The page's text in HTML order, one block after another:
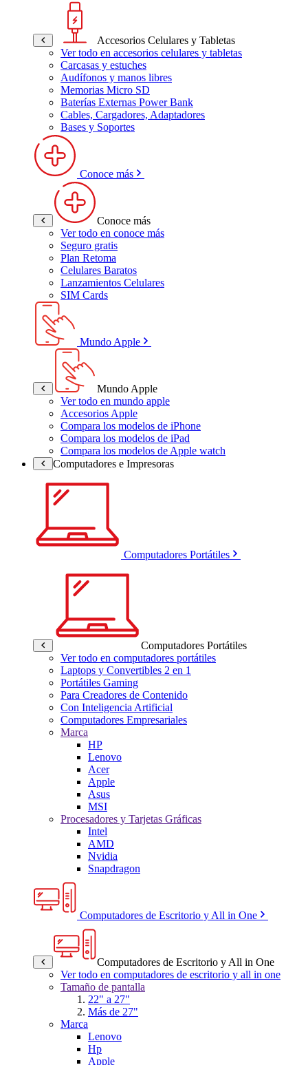
Accesorios Celulares y Tabletas
Ver todo en accesorios celulares y tabletas
Carcasas y estuches
Audífonos y manos libres
Memorias Micro SD
Baterías Externas Power Bank
Cables, Cargadores, Adaptadores
Bases y Soportes
Conoce más
Conoce más
Ver todo en conoce más
Seguro gratis
Plan Retoma
Celulares Baratos
Lanzamientos Celulares
SIM Cards
Mundo Apple
Mundo Apple
Ver todo en mundo apple
Accesorios Apple
Compara los modelos de iPhone
Compara los modelos de iPad
Compara los modelos de Apple watch
Computadores e Impresoras
Computadores Portátiles
Computadores Portátiles
Ver todo en computadores portátiles
Laptops y Convertibles 2 en 1
Portátiles Gaming
Para Creadores de Contenido
Con Inteligencia Artificial
Computadores Empresariales
Marca
HP
Lenovo
Acer
Apple
Asus
MSI
Procesadores y Tarjetas Gráficas
Intel
AMD
Nvidia
Snapdragon
Computadores de Escritorio y All in One
Computadores de Escritorio y All in One
Ver todo en computadores de escritorio y all in one
Tamaño de pantalla
22" a 27"
Más de 27"
Marca
Lenovo
Hp
Apple